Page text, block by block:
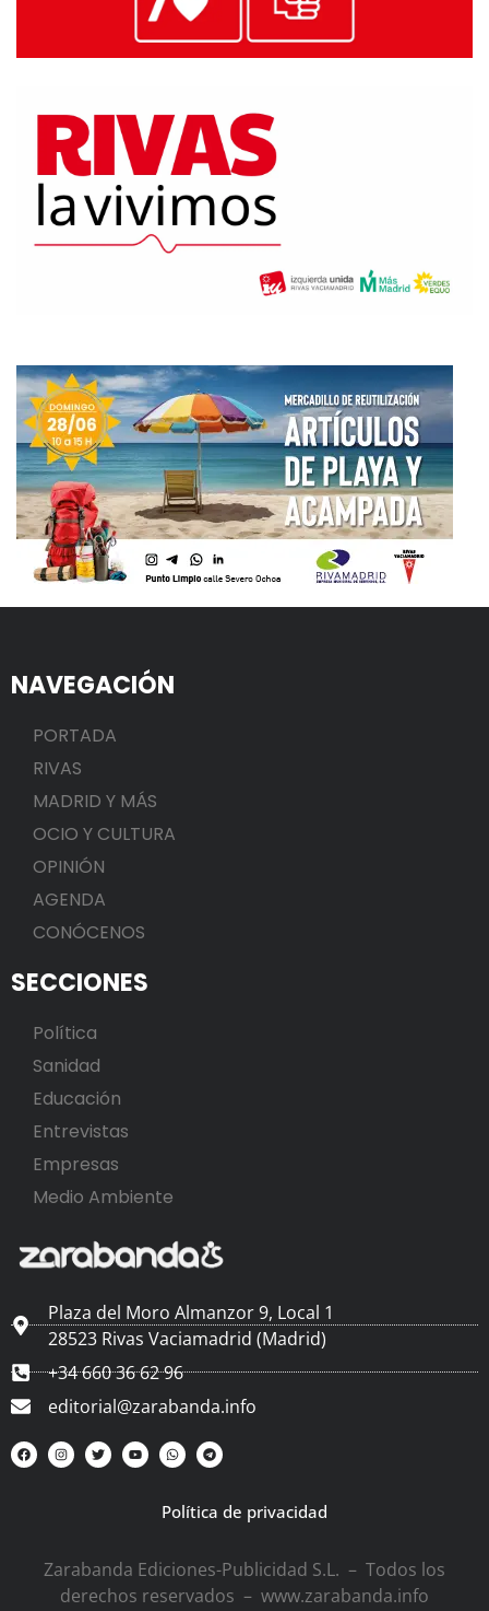
NAVEGACIÓN
PORTADA
RIVAS
MADRID Y MÁS
OCIO Y CULTURA
OPINIÓN
AGENDA
CONÓCENOS
SECCIONES
Política
Sanidad
Educación
Entrevistas
Empresas
Medio Ambiente
Plaza del Moro Almanzor 9, Local 1
28523 Rivas Vaciamadrid (Madrid)
+34 660 36 62 96
editorial@zarabanda.info
Política de privacidad
Zarabanda Ediciones-Publicidad S.L. – Todos los
derechos reservados – www.zarabanda.info